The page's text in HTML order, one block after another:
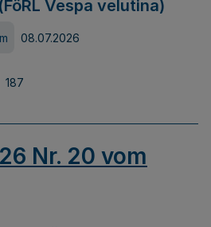
Vespa velutina)
08.07.2026
187
Nr. 20 vom